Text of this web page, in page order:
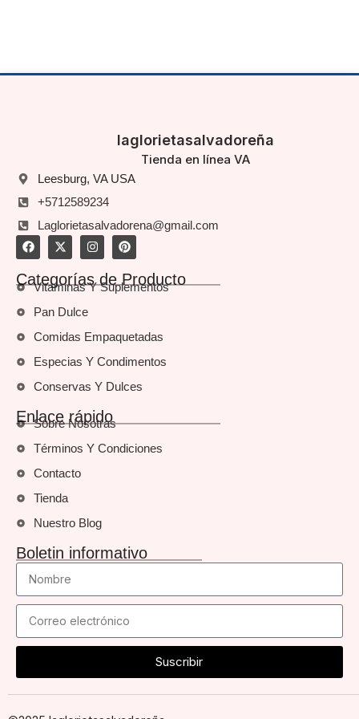
laglorietasalvadoreña
Tienda en línea VA
Leesburg, VA USA
+5712589234
Laglorietasalvadorena@gmail.com
Categorías de Producto
Vitaminas Y Suplementos
Pan Dulce
Comidas Empaquetadas
Especias Y Condimentos
Conservas Y Dulces
Enlace rápido
Sobre Nosotras
Términos Y Condiciones
Contacto
Tienda
Nuestro Blog
Boletin informativo
Suscribir